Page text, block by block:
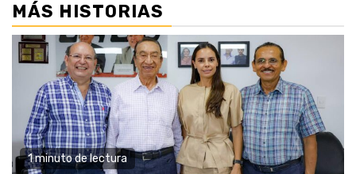
MÁS HISTORIAS
1 minuto de lectura